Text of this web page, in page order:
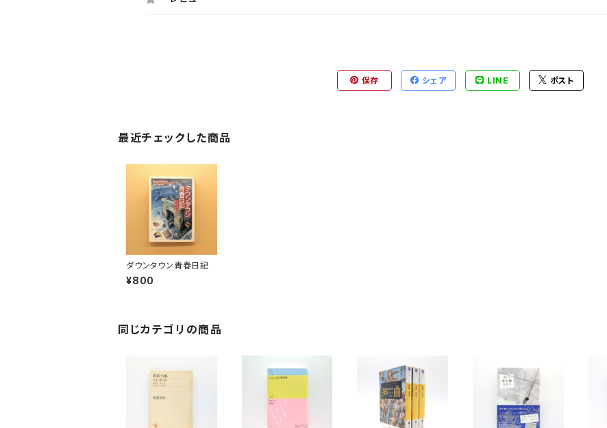
保存 シェア LINE ポスト
最近チェックした商品
ダウンタウン青春日記
¥800
同じカテゴリの商品